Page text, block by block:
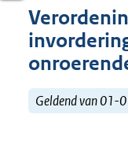
Geldend van